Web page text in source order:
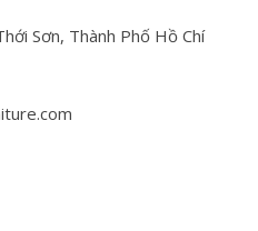
Sơn, Thành Phố Hồ Chí